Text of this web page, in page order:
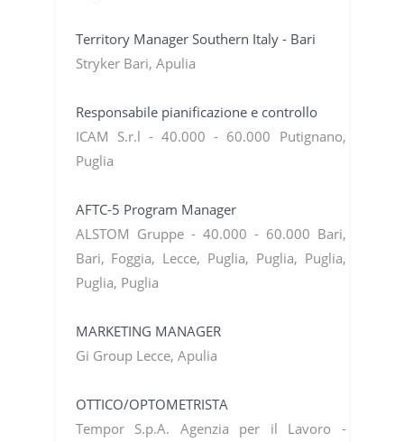
Territory Manager Southern Italy - Bari
Stryker Bari, Apulia
Responsabile pianificazione e controllo
ICAM S.r.l - 40.000 - 60.000 Putignano,
Puglia
AFTC-5 Program Manager
ALSTOM Gruppe - 40.000 - 60.000 Bari,
Bari, Foggia, Lecce, Puglia, Puglia, Puglia,
Puglia, Puglia
MARKETING MANAGER
Gi Group Lecce, Apulia
OTTICO/OPTOMETRISTA
Tempor S.p.A. Agenzia per il Lavoro -